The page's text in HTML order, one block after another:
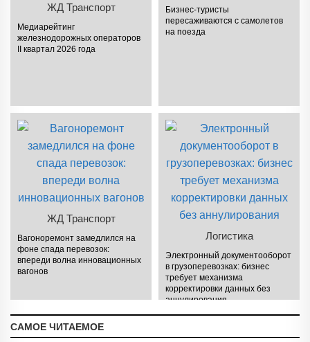
ЖД Транспорт
Медиарейтинг
железнодорожных операторов
II квартал 2026 года
Бизнес-туристы
пересаживаются с самолетов
на поезда
ЖД Транспорт
Вагоноремонт замедлился на
фоне спада перевозок:
впереди волна инновационных
вагонов
Логистика
Электронный документооборот
в грузоперевозках: бизнес
требует механизма
корректировки данных без
аннулирования
САМОЕ ЧИТАЕМОЕ